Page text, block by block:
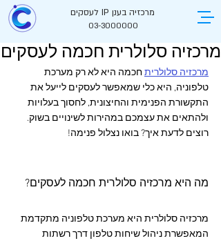
מרכזיה בענן IP לעסקים
03-3000000
מרכזיה סלולרית חכמה לעסקים
מרכזיה סלולרית חכמה היא לא רק מערכת
טלפוניה, היא כלי שמאפשר לעסקים לייעל את
התקשורת הפנימית והחיצונית, לחסוך בעלויות
ולהתאים את עצמכם במהירות לשינויים בשוק.
רוצים לדעת איך? בואו נצלול פנימה!
מה היא מרכזיה סלולרית חכמה לעסקים?
מרכזיה סלולרית היא מערכת טלפוניה מתקדמת
המאפשרת ניהול שיחות טלפון דרך רשתות